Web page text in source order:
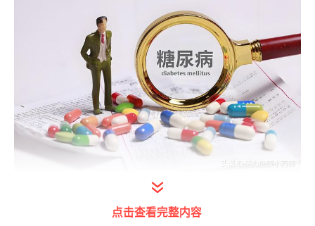
打开今日头条查看图片详情
一、糖尿病：全球性健康挑战
点击查看完整内容